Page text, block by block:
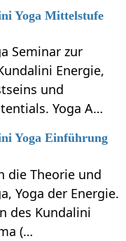
Yoga Mittelstufe
Seminar zur
Energie,
und
Yoga A…
Yoga Einführung
die Theorie und
Yoga der Energie.
des Kundalini
(…